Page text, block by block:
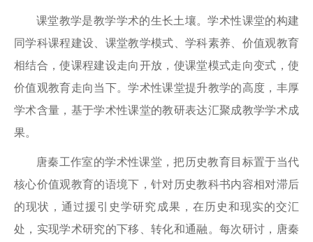
课堂教学是教学学术的生长土壤。学术性课堂的构建
同学科课程建设、课堂教学模式、学科素养、价值观教育
相结合，使课程建设走向开放，使课堂模式走向变式，使
价值观教育走向当下。学术性课堂提升教学的高度，丰厚
学术含量，基于学术性课堂的教研表达汇聚成教学学术成
果。
唐秦工作室的学术性课堂，把历史教育目标置于当代
核心价值观教育的语境下，针对历史教科书内容相对滞后
的现状，通过援引史学研究成果，在历史和现实的交汇
处，实现学术研究的下移、转化和通融。每次研讨，唐秦